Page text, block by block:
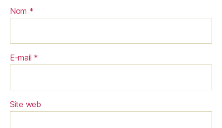
Nom *
E-mail *
Site web